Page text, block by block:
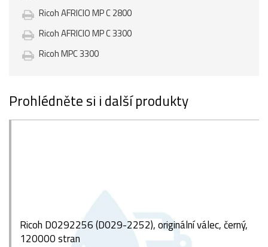
Ricoh AFRICIO MP C 2800
Ricoh AFRICIO MP C 3300
Ricoh MPC 3300
Prohlédněte si i další produkty
Ricoh D0292256 (D029-2252), originální válec, černý,
120000 stran